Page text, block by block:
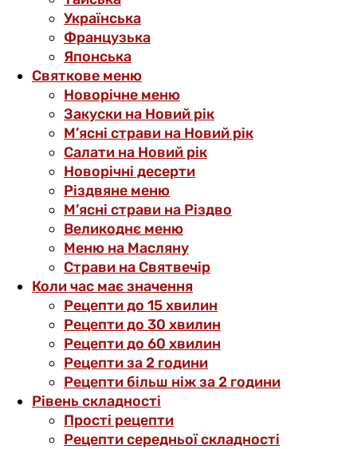
Українська
Французька
Японська
Святкове меню
Новорічне меню
Закуски на Новий рік
М’ясні страви на Новий рік
Салати на Новий рік
Новорічні десерти
Різдвяне меню
М’ясні страви на Різдво
Великоднє меню
Меню на Масляну
Страви на Святвечір
Коли час має значення
Рецепти до 15 хвилин
Рецепти до 30 хвилин
Рецепти до 60 хвилин
Рецепти за 2 години
Рецепти більш ніж за 2 години
Рівень складності
Прості рецепти
Рецепти середньої складності